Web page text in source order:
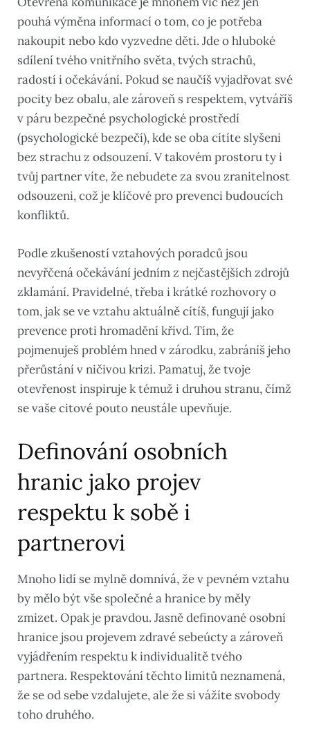
pouhá výměna informací o tom, co je potřeba
nakoupit nebo kdo vyzvedne děti. Jde o hluboké
sdílení tvého vnitřního světa, tvých strachů,
radostí i očekávání. Pokud se naučíš vyjadřovat své
pocity bez obalu, ale zároveň s respektem, vytváříš
v páru bezpečné psychologické prostředí
(psychologické bezpečí), kde se oba cítíte slyšeni
bez strachu z odsouzení. V takovém prostoru ty i
tvůj partner víte, že nebudete za svou zranitelnost
odsouzeni, což je klíčové pro prevenci budoucích
konfliktů.
Podle zkušeností vztahových poradců jsou
nevyřčená očekávání jedním z nejčastějších zdrojů
zklamání. Pravidelné, třeba i krátké rozhovory o
tom, jak se ve vztahu aktuálně cítíš, fungují jako
prevence proti hromadění křivd. Tím, že
pojmenuješ problém hned v zárodku, zabráníš jeho
přerůstání v ničivou krizi. Pamatuj, že tvoje
otevřenost inspiruje k témuž i druhou stranu, čímž
se vaše citové pouto neustále upevňuje.
Definování osobních
hranic jako projev
respektu k sobě i
partnerovi
Mnoho lidí se mylně domnívá, že v pevném vztahu
by mělo být vše společné a hranice by měly
zmizet. Opak je pravdou. Jasně definované osobní
hranice jsou projevem zdravé sebeúcty a zároveň
vyjádřením respektu k individualitě tvého
partnera. Respektování těchto limitů neznamená,
že se od sebe vzdalujete, ale že si vážíte svobody
toho druhého.